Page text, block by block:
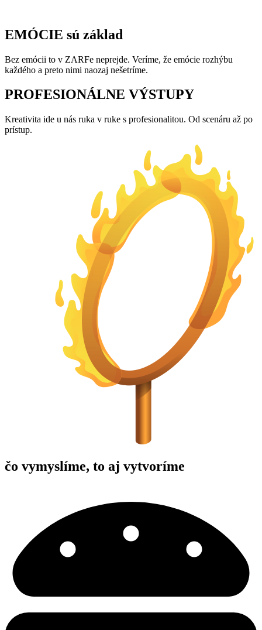
EMÓCIE sú základ
Bez emócii to v ZARFe neprejde. Veríme, že emócie rozhýbu
každého a preto nimi naozaj nešetríme.
PROFESIONÁLNE VÝSTUPY
Kreativita ide u nás ruka v ruke s profesionalitou. Od scenáru až po
prístup.
čo vymyslíme, to aj vytvoríme